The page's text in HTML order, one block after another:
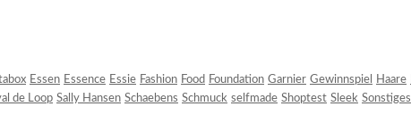
Essen Essence Essie Fashion Food Foundation Garnier Gewinnspiel Haare
de Loop Sally Hansen Schaebens Schmuck selfmade Shoptest Sleek Sonstiges